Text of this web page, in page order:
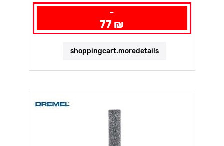
-
77 ₪
shoppingcart.moredetails